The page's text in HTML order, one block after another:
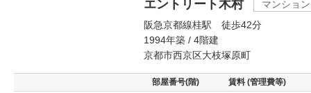
エントリート木村
マンション
阪急京都線桂駅 徒歩42分
1994年築 / 4階建
京都市西京区大枝塚原町
部屋番号(階) 賃料 (管理費等)